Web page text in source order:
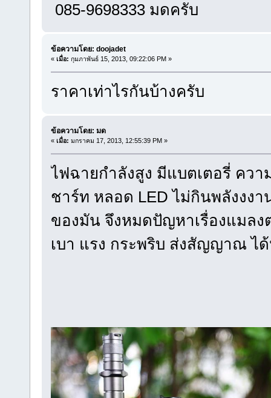
085-9698333 มดครับ
ข้อความโดย: doojadet
« เมื่อ: กุมภาพันธ์ 15, 2013, 09:22:06 PM »
ราคาเท่าไรกันบ้างครับ
ข้อความโดย: มด
« เมื่อ: มกราคม 17, 2013, 12:55:39 PM »
ไฟฉายกำลังสูง มีแบตเตอรี่ คว
ชาร์ท หลอด LED ไม่กินพลังงง
ของมัน จึงหมดปัญหาเรื่องแมลง
เบา แรง กระพริบ ส่งสัญญาณ ไ